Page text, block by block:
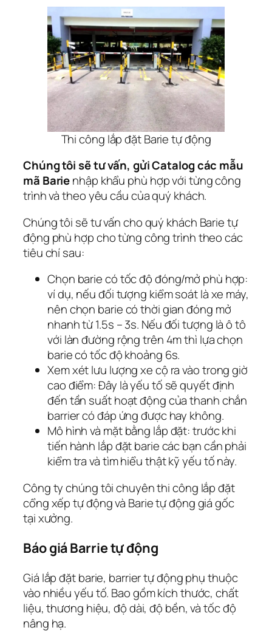
Thi công lắp đặt Barie tự động
Chúng tôi sẽ tư vấn, gửi Catalog các mẫu
mã Barienhập khẩu phù hợp với từng công
trình và theo yêu cầu của quý khách.
Chúng tôi sẽ tư vấn cho quý khách Barie tự
động phù hợp cho từng công trình theo các
tiêu chí sau:
Chọn barie có tốc độ đóng/mở phù hợp:
ví dụ, nếu đối tượng kiểm soát là xe máy,
nên chọn barie có thời gian đóng mở
nhanh từ 1.5s – 3s. Nếu đối tượng là ô tô
với làn đường rộng trên 4m thì lựa chọn
barie có tốc độ khoảng 6s.
Xem xét lưu lượng xe cộ ra vào trong giờ
cao điểm: Đây là yếu tố sẽ quyết định
đến tần suất hoạt động của thanh chắn
barrier có đáp ứng được hay không.
Mô hình và mặt bằng lắp đặt: trước khi
tiến hành lắp đặt barie các bạn cần phải
kiểm tra và tìm hiểu thật kỹ yếu tố này.
Công ty chúng tôi chuyên thi công lắp đặt
cổng xếp tự động và Barie tự động giá gốc
tại xưởng.
Báo giá Barrie tự động
Giá lắp đặt barie, barrier tự động phụ thuộc
vào nhiều yếu tố. Bao gồm kích thước, chất
liệu, thương hiệu, độ dài, độ bền, và tốc độ
nâng hạ.